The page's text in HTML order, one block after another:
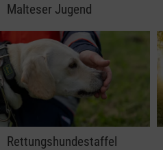
Malteser Jugend
Rettungshundestaffel